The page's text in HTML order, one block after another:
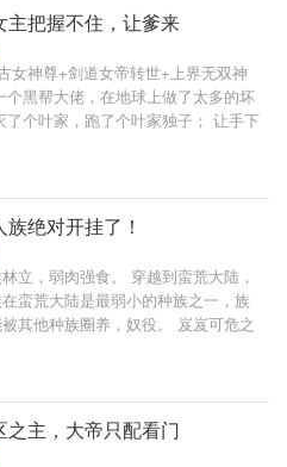
主把握不住，让爹来
女神尊+剑道女帝转世+上界无双神
个黑帮大佬，在地球上做了太多的坏
了个叶家，跑了个叶家独子； 让手下
妻，他是个神医之类的…… 然后被
世界，成为长生家族的族长。 坏消
被崛起后主角的主角灭族。 …… 多
，对诸天展开大屠杀。 所有叶、
家族，连条狗都杀的干干净净。 并
至众人身后的天尊、映照诸天，独
着“不过些许风霜”的仙尊等，共谋大
不解地问：“那姓唐的家族或人
绝对开挂了！
立，弱肉强食。 穿越到蛮荒大陆，
蛮荒大陆是最弱小的种族之一，族
其他种族圈养，奴役。 岌岌可危之
帮助他开疆拓土。 第四天灾降临，
挡人族崛起！
之主，大帝只配看门